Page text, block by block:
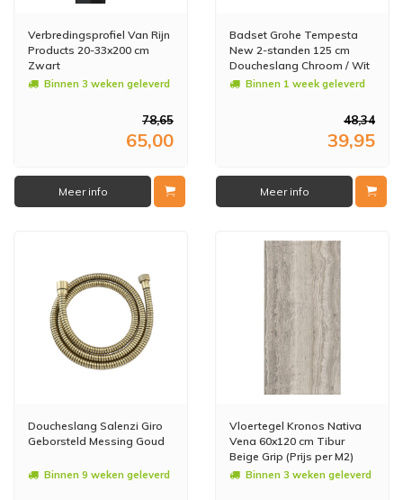
Verbredingsprofiel Van Rijn
Products 20-33x200 cm
Zwart
Binnen 3 weken geleverd
78,65
65,00
Meer info
Badset Grohe Tempesta
New 2-standen 125 cm
Doucheslang Chroom / Wit
Binnen 1 week geleverd
48,34
39,95
Meer info
Doucheslang Salenzi Giro
Geborsteld Messing Goud
Binnen 9 weken geleverd
Vloertegel Kronos Nativa
Vena 60x120 cm Tibur
Beige Grip (Prijs per M2)
Binnen 3 weken geleverd